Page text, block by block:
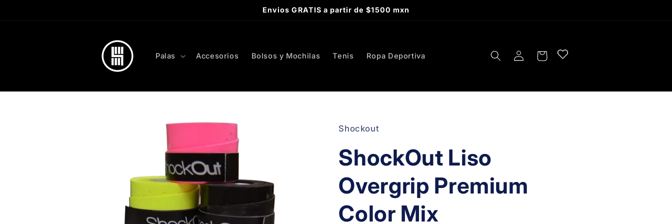
Envios GRATIS a partir de $1500 mxn
Palas Accesorios Bolsos y Mochilas Tenis Ropa Deportiva
Log
in
Cart
Shockout
ShockOut Liso
Overgrip Premium
Color Mix